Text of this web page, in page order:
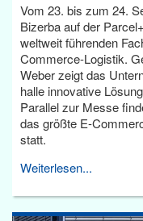
Vom 23. bis zum 24.
Bizerba auf der
weltweit führenden
Commerce-Logistik.
Weber zeigt das
halle innovative
Parallel zur Messe
das größte E-
statt.
Weiterlesen...